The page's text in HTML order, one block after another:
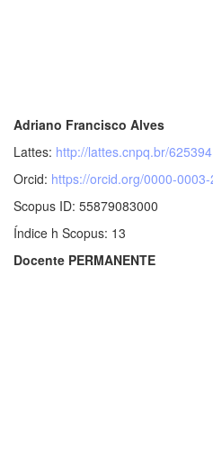
Adriano Francisco Alves
Lattes: http://lattes.cnpq.br/
Orcid: https://orcid.org/0000-
Scopus ID: 55879083000
Índice h Scopus: 13
Docente PERMANENTE